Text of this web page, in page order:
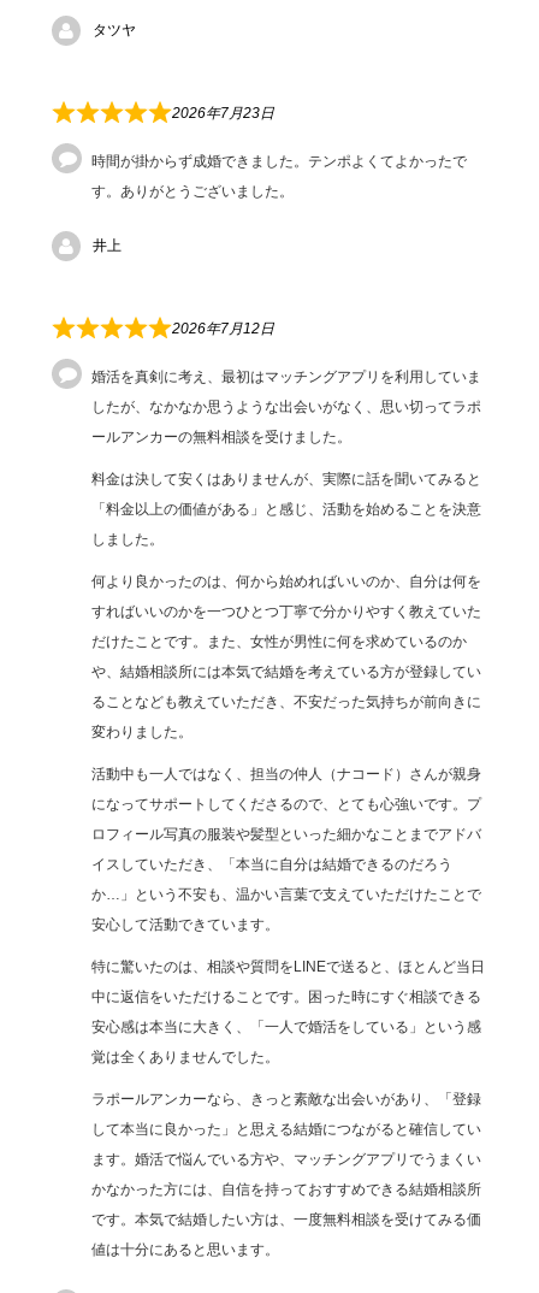
タツヤ
2026年7月23日
時間が掛からず成婚できました。テンポよくてよかったで
す。ありがとうございました。
井上
2026年7月12日
婚活を真剣に考え、最初はマッチングアプリを利用していま
したが、なかなか思うような出会いがなく、思い切ってラポ
ールアンカーの無料相談を受けました。
料金は決して安くはありませんが、実際に話を聞いてみると
「料金以上の価値がある」と感じ、活動を始めることを決意
しました。
何より良かったのは、何から始めればいいのか、自分は何を
すればいいのかを一つひとつ丁寧で分かりやすく教えていた
だけたことです。また、女性が男性に何を求めているのか
や、結婚相談所には本気で結婚を考えている方が登録してい
ることなども教えていただき、不安だった気持ちが前向きに
変わりました。
活動中も一人ではなく、担当の仲人（ナコード）さんが親身
になってサポートしてくださるので、とても心強いです。プ
ロフィール写真の服装や髪型といった細かなことまでアドバ
イスしていただき、「本当に自分は結婚できるのだろう
か…」という不安も、温かい言葉で支えていただけたことで
安心して活動できています。
特に驚いたのは、相談や質問をLINEで送ると、ほとんど当日
中に返信をいただけることです。困った時にすぐ相談できる
安心感は本当に大きく、「一人で婚活をしている」という感
覚は全くありませんでした。
ラポールアンカーなら、きっと素敵な出会いがあり、「登録
して本当に良かった」と思える結婚につながると確信してい
ます。婚活で悩んでいる方や、マッチングアプリでうまくい
かなかった方には、自信を持っておすすめできる結婚相談所
です。本気で結婚したい方は、一度無料相談を受けてみる価
値は十分にあると思います。